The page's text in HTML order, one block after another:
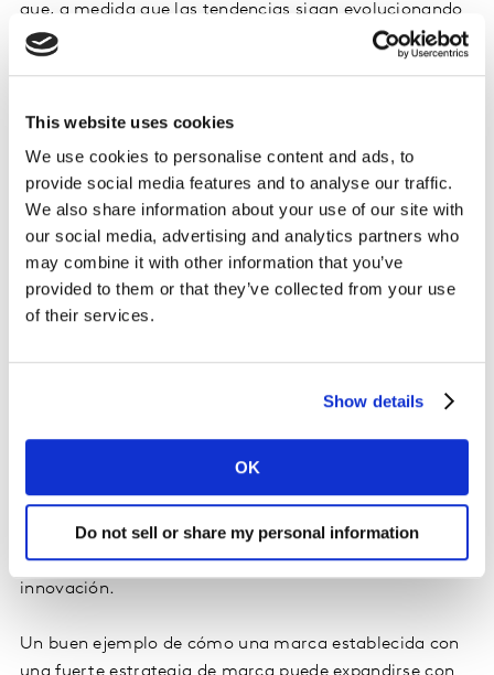
This website uses cookies
We use cookies to personalise content and ads, to
provide social media features and to analyse our traffic.
We also share information about your use of our site with
our social media, advertising and analytics partners who
may combine it with other information that you’ve
provided to them or that they’ve collected from your use
of their services.
Show details
OK
Do not sell or share my personal information
que, a medida que las tendencias sigan evolucionando
y generen un atractivo masivo, la empresa pueda estar
Alinea tu estrategia de innovación con la
marca
Con marcas fuertes y significativamente diferentes
como Advil, Sensodyne y Theraflu con las que trabajar,
Shafik Saba, Director Global de Innovación en Haleon,
cree que es fundamental que la innovación esté
alineada con la estrategia de la marca, ya sea
marca. Afirma: "Si tu estrategia de marca tiene claro
de dónde vendrá el crecimiento, tu innovación será
Saba también destaca la importancia de establecer
límites claros basados en el valor y la posición de la
marca en el mercado, para guiar la estrategia de
innovación.
Un buen ejemplo de cómo una marca establecida con